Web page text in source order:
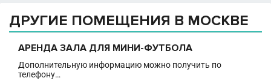
ДРУГИЕ ПОМЕЩЕНИЯ В МОСКВЕ
АРЕНДА ЗАЛА ДЛЯ МИНИ-ФУТБОЛА
Дополнительную информацию можно получить по
телефону…